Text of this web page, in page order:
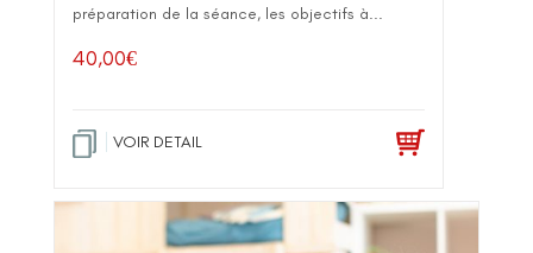
préparation de la séance, les objectifs à...
40,00€
VOIR DETAIL